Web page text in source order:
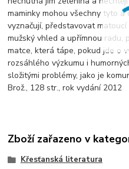
maminky mohou všechny tyto a
vyznačují, představovat
mužský vhled a upřímnou radu,
matce, která tápe, pokud jde o
rozsáhlého výzkumu i
složitými problémy, jako je
Brož., 128 str., rok vydání 2012
Zboží zařazeno v
Křesťanská literatura